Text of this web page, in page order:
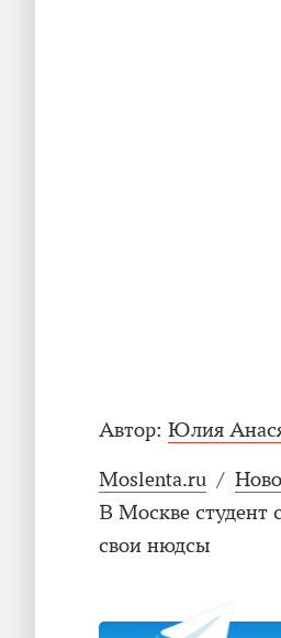
Автор: Юлия
Moslenta.ru /
В Москве студент
свои нюдсы